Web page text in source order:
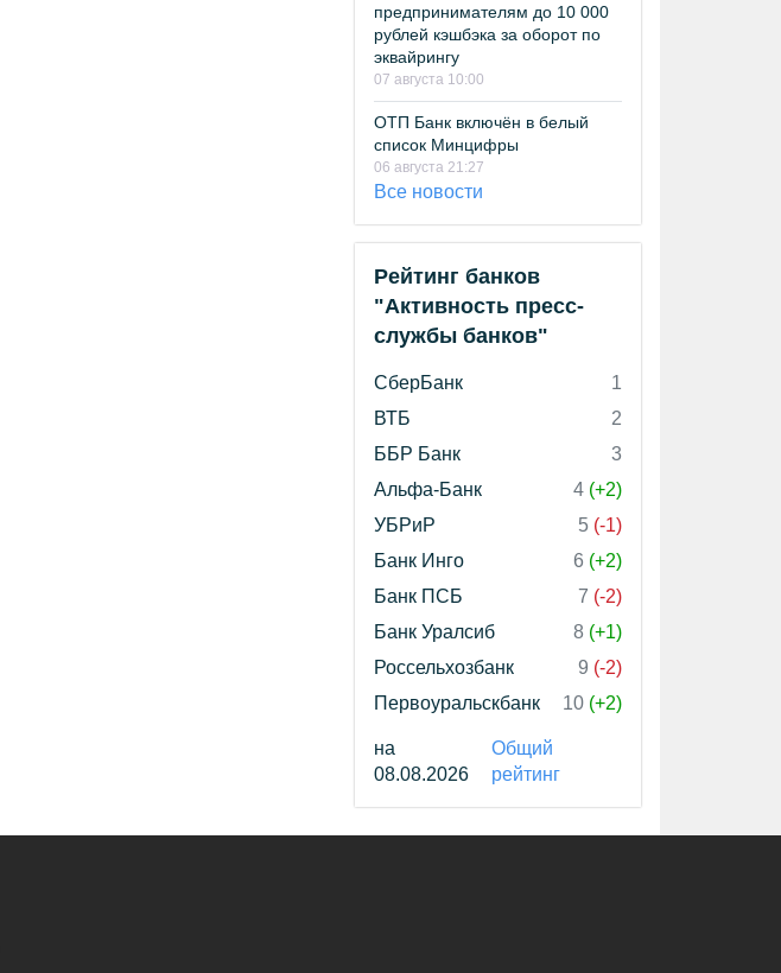
предпринимателям до 10 000
рублей кэшбэка за оборот по
эквайрингу
07 августа 10:00
ОТП Банк включён в белый
список Минцифры
06 августа 21:27
Все новости
Рейтинг банков
"Активность пресс-
службы банков"
СберБанк
1
ВТБ
2
ББР Банк
3
Альфа-Банк
4 (+2)
УБРиР
5 (-1)
Банк Инго
6 (+2)
Банк ПСБ
7 (-2)
Банк Уралсиб
8 (+1)
Россельхозбанк
9 (-2)
Первоуральскбанк
10 (+2)
на
08.08.2026
Общий
рейтинг